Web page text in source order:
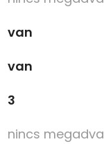
van
van
3
nincs megadva